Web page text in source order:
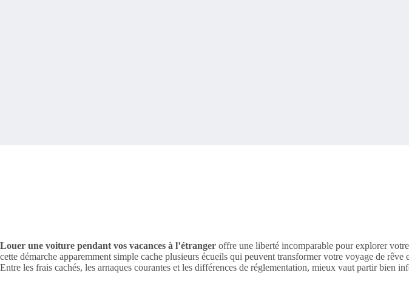
Louer une voiture pendant vos vacances à l’étranger offre une liberté incomparable pour explorer
cette démarche apparemment simple cache plusieurs écueils qui peuvent transformer votre voyage de rêve
Entre les frais cachés, les arnaques courantes et les différences de réglementation, mieux vaut partir bien